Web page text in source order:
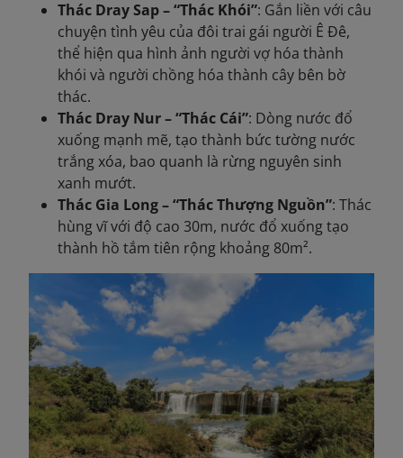
Thác Dray Sap – “Thác Khói”: Gắn liền với câu
chuyện tình yêu của đôi trai gái người Ê Đê,
thể hiện qua hình ảnh người vợ hóa thành
khói và người chồng hóa thành cây bên bờ
thác.
Thác Dray Nur – “Thác Cái”: Dòng nước đổ
xuống mạnh mẽ, tạo thành bức tường nước
trắng xóa, bao quanh là rừng nguyên sinh
xanh mướt.
Thác Gia Long – “Thác Thượng Nguồn”: Thác
hùng vĩ với độ cao 30m, nước đổ xuống tạo
thành hồ tắm tiên rộng khoảng 80m².